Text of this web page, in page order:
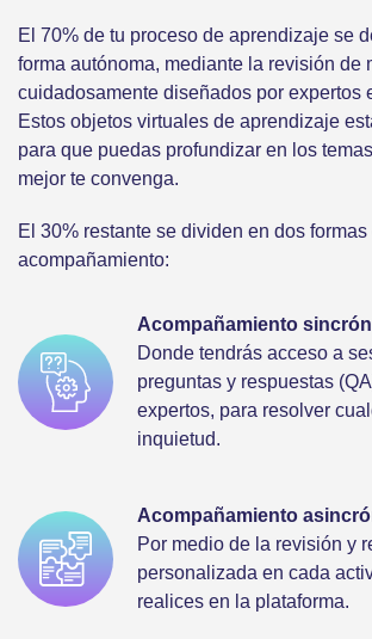
El 70% de tu proceso de aprendizaje se
forma autónoma, mediante la revisión de
cuidadosamente diseñados por expertos
Estos objetos virtuales de aprendizaje
para que puedas profundizar en los
mejor te convenga.
El 30% restante se dividen en dos formas
acompañamiento:
Acompañamiento
Donde tendrás acceso a
preguntas y respuestas
expertos, para resolver
inquietud.
Acompañamiento
Por medio de la revisión y
personalizada en cada
realices en la plataforma.